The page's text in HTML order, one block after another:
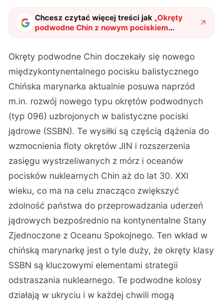
Chcesz czytać więcej treści jak „Okręty
podwodne Chin z nowym pociskiem
międzykontynentalnym JL-3"?
Okręty podwodne Chin doczekały się nowego
międzykontynentalnego pocisku balistycznego
Chińska marynarka aktualnie posuwa naprzód
m.in. rozwój nowego typu okrętów podwodnych
(typ 096) uzbrojonych w balistyczne pociski
jądrowe (SSBN). Te wysiłki są częścią dążenia do
wzmocnienia floty okrętów JIN i rozszerzenia
zasięgu wystrzeliwanych z mórz i oceanów
pocisków nuklearnych Chin aż do lat 30. XXI
wieku, co ma na celu znacząco zwiększyć
zdolność państwa do przeprowadzania uderzeń
jądrowych bezpośrednio na kontynentalne Stany
Zjednoczone z Oceanu Spokojnego. Ten wkład w
chińską marynarkę jest o tyle duży, że okręty klasy
SSBN są kluczowymi elementami strategii
odstraszania nuklearnego. Te podwodne kolosy
działają w ukryciu i w każdej chwili mogą